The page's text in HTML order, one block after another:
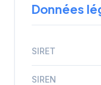
Données
SIRET
SIREN